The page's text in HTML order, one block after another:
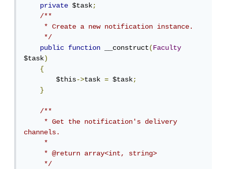
private $task;
/**
     * Create a new notification instance.
     */
public
function __construct(Faculty
$task)
{
        $this
->task = $task;
}
/**
     * Get the notification's delivery
channels.
     *
     * @return array<int, string>
     */